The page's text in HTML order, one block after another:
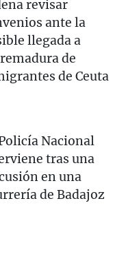
revisar
ante la
llegada a
de
de Ceuta
Nacional
tras una
en una
de Badajoz